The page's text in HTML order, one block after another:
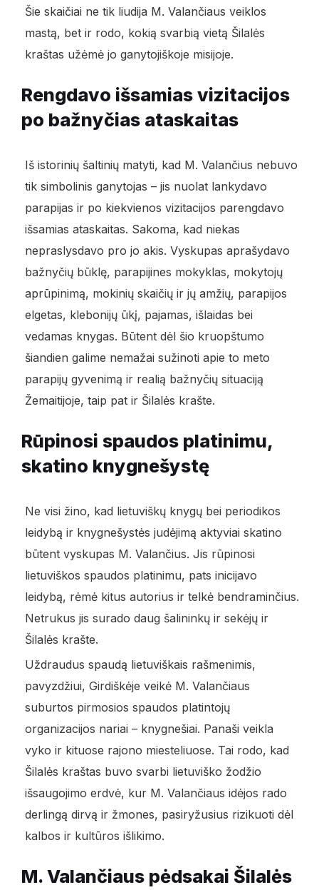
Šie skaičiai ne tik liudija M. Valančiaus veiklos
mastą, bet ir rodo, kokią svarbią vietą Šilalės
kraštas užėmė jo ganytojiškoje misijoje.
Rengdavo išsamias vizitacijos
po bažnyčias ataskaitas
Iš istorinių šaltinių matyti, kad M. Valančius nebuvo
tik simbolinis ganytojas – jis nuolat lankydavo
parapijas ir po kiekvienos vizitacijos parengdavo
išsamias ataskaitas. Sakoma, kad niekas
nepraslysdavo pro jo akis. Vyskupas aprašydavo
bažnyčių būklę, parapijines mokyklas, mokytojų
aprūpinimą, mokinių skaičių ir jų amžių, parapijos
elgetas, klebonijų ūkį, pajamas, išlaidas bei
vedamas knygas. Būtent dėl šio kruopštumo
šiandien galime nemažai sužinoti apie to meto
parapijų gyvenimą ir realią bažnyčių situaciją
Žemaitijoje, taip pat ir Šilalės krašte.
Rūpinosi spaudos platinimu,
skatino knygnešystę
Ne visi žino, kad lietuviškų knygų bei periodikos
leidybą ir knygnešystės judėjimą aktyviai skatino
būtent vyskupas M. Valančius. Jis rūpinosi
lietuviškos spaudos platinimu, pats inicijavo
leidybą, rėmė kitus autorius ir telkė bendraminčius.
Netrukus jis surado daug šalininkų ir sekėjų ir
Šilalės krašte.
Uždraudus spaudą lietuviškais rašmenimis,
pavyzdžiui, Girdiškėje veikė M. Valančiaus
suburtos pirmosios spaudos platintojų
organizacijos nariai – knygnešiai. Panaši veikla
vyko ir kituose rajono miesteliuose. Tai rodo, kad
Šilalės kraštas buvo svarbi lietuviško žodžio
išsaugojimo erdvė, kur M. Valančiaus idėjos rado
derlingą dirvą ir žmones, pasiryžusius rizikuoti dėl
kalbos ir kultūros išlikimo.
M. Valančiaus pėdsakai Šilalės